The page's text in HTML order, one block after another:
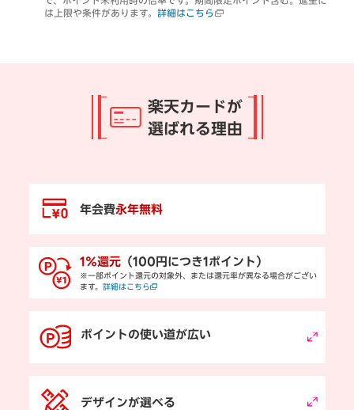
は上限や条件があります。 詳細はこちら
楽天カードが
選ばれる理由
年会費永年無料
1％還元（100円につき1ポイント）
※一部ポイント還元の対象外、または還元率が異なる場合がござい
ます。 詳細はこちら
ポイントの使い道が広い
デザインが選べる